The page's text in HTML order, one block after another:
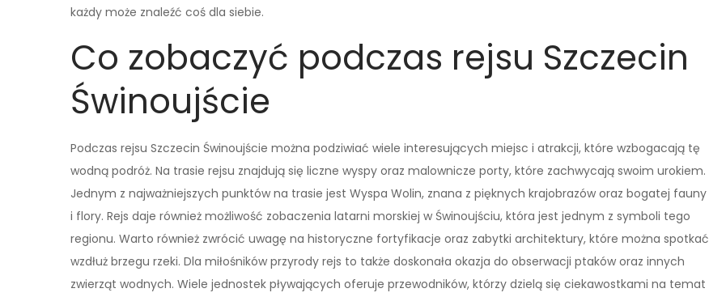
każdy może znaleźć coś dla siebie.
Co zobaczyć podczas rejsu Szczecin
Świnoujście
Podczas rejsu Szczecin Świnoujście można podziwiać wiele interesujących miejsc i atrakcji, które wzbogacają tę
wodną podróż. Na trasie rejsu znajdują się liczne wyspy oraz malownicze porty, które zachwycają swoim urokiem.
Jednym z najważniejszych punktów na trasie jest Wyspa Wolin, znana z pięknych krajobrazów oraz bogatej fauny
i flory. Rejs daje również możliwość zobaczenia latarni morskiej w Świnoujściu, która jest jednym z symboli tego
regionu. Warto również zwrócić uwagę na historyczne fortyfikacje oraz zabytki architektury, które można spotkać
wzdłuż brzegu rzeki. Dla miłośników przyrody rejs to także doskonała okazja do obserwacji ptaków oraz innych
zwierząt wodnych. Wiele jednostek pływających oferuje przewodników, którzy dzielą się ciekawostkami na temat